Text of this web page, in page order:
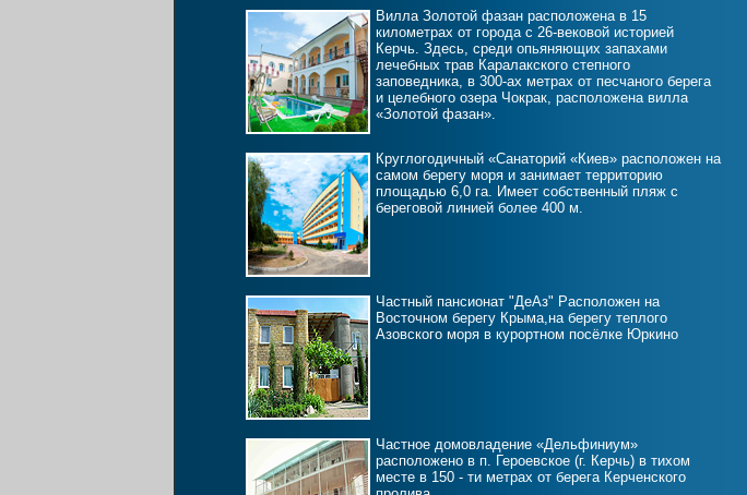
Вилла Золотой фазан расположена в 15
километрах от города с 26-вековой историей
Керчь. Здесь, среди опьяняющих запахами
лечебных трав Каралакского степного
заповедника, в 300-ах метрах от песчаного берега
и целебного озера Чокрак, расположена вилла
«Золотой фазан».
Круглогодичный «Санаторий «Киев» расположен на
самом берегу моря и занимает территорию
площадью 6,0 га. Имеет собственный пляж с
береговой линией более 400 м.
Частный пансионат "ДеАз" Расположен на
Восточном берегу Крыма,на берегу теплого
Азовского моря в курортном посёлке Юркино
Частное домовладение «Дельфиниум»
расположено в п. Героевское (г. Керчь) в тихом
месте в 150 - ти метрах от берега Керченского